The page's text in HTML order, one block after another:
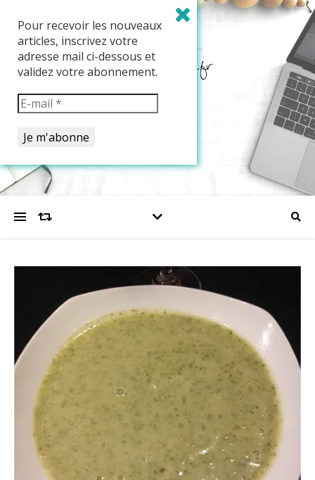
Pour recevoir les nouveaux
articles, inscrivez votre
adresse mail ci-dessous et
validez votre abonnement.